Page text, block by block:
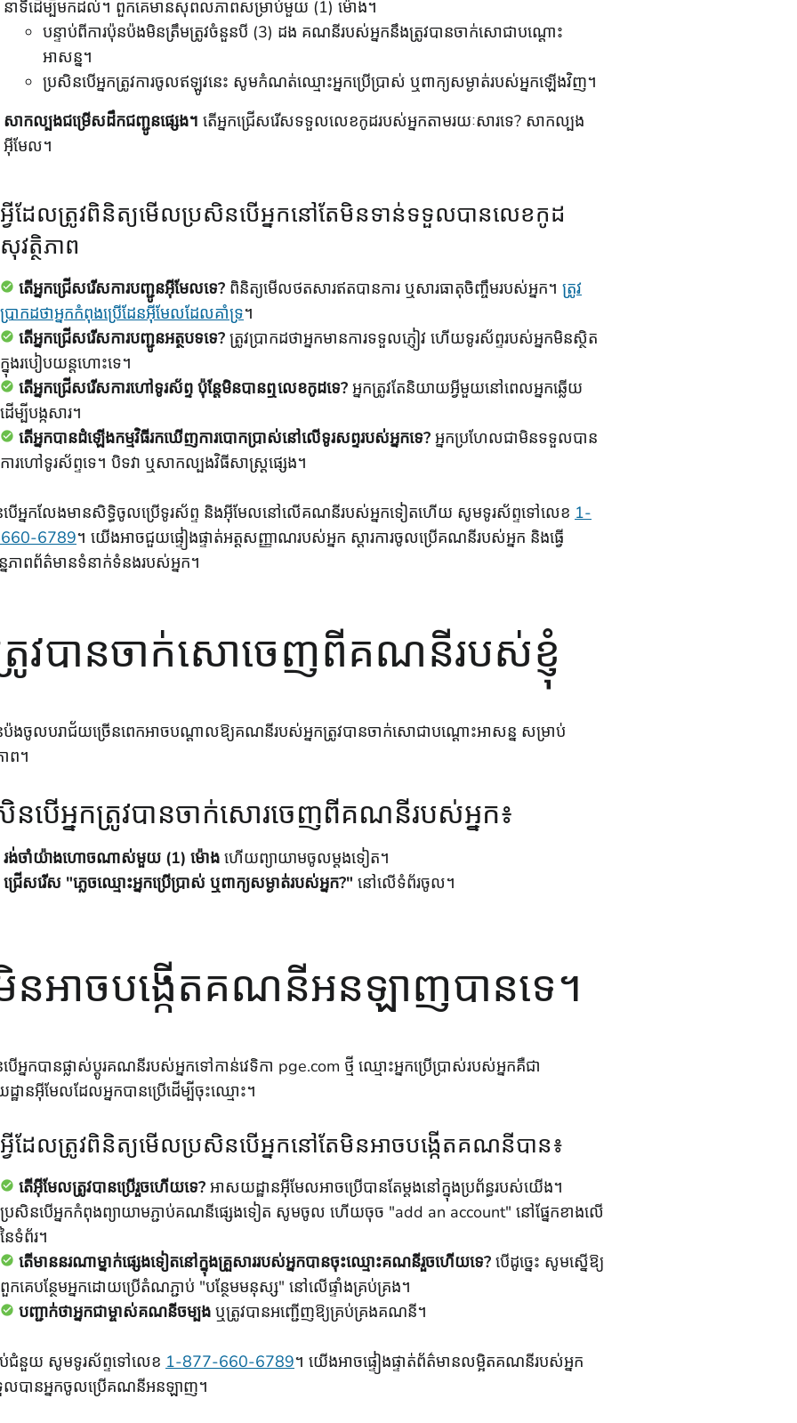
នាទីដើម្បីមកដល់។ ពួកគេមានសុពលភាពសម្រាប់មួយ (1) ម៉ោង។
បន្ទាប់ពីការប៉ុនប៉ងមិនត្រឹមត្រូវចំនួនបី (3) ដង គណនីរបស់អ្នកនឹងត្រូវបានចាក់សោជាបណ្តោះ
អាសន្ន។
ប្រសិនបើអ្នកត្រូវការចូលឥឡូវនេះ សូមកំណត់ឈ្មោះអ្នកប្រើប្រាស់ ឬពាក្យសម្ងាត់របស់អ្នកឡើងវិញ។
សាកល្បងជម្រើសដឹកជញ្ជូនផ្សេង។ តើអ្នកជ្រើសរើសទទួលលេខកូដរបស់អ្នកតាមរយៈសារទេ? សាកល្បង
អ៊ីមែល។
អ្វីដែលត្រូវពិនិត្យមើលប្រសិនបើអ្នកនៅតែមិនទាន់ទទួលបានលេខកូដ
សុវត្ថិភាព
តើអ្នកជ្រើសរើសការបញ្ជូនអ៊ីមែលទេ? ពិនិត្យមើលថតសារឥតបានការ ឬសារធាតុចិញ្ចឹមរបស់អ្នក។ ត្រូវ
ប្រាកដថាអ្នកកំពុងប្រើដែនអ៊ីមែលដែលគាំទ្រ។
តើអ្នកជ្រើសរើសការបញ្ជូនអត្ថបទទេ? ត្រូវប្រាកដថាអ្នកមានការទទួលភ្ញៀវ ហើយទូរស័ព្ទរបស់អ្នកមិនស្ថិត
ក្នុងរបៀបយន្តហោះទេ។
តើអ្នកជ្រើសរើសការហៅទូរស័ព្ទ ប៉ុន្តែមិនបានឮលេខកូដទេ? អ្នកត្រូវតែនិយាយអ្វីមួយនៅពេលអ្នកឆ្លើយ
ដើម្បីបង្កសារ។
តើអ្នកបានដំឡើងកម្មវិធីរកឃើញការបោកប្រាស់នៅលើទូរសព្ទរបស់អ្នកទេ? អ្នកប្រហែលជាមិនទទួលបាន
ការហៅទូរស័ព្ទទេ។ បិទវា ឬសាកល្បងវិធីសាស្រ្តផ្សេង។
ើអ្នកលែងមានសិទ្ធិចូលប្រើទូរស័ព្ទ និងអ៊ីមែលនៅលើគណនីរបស់អ្នកទៀតហើយ សូមទូរស័ព្ទទៅលេខ 1-
6789។ យើងអាចជួយផ្ទៀងផ្ទាត់អត្តសញ្ញាណរបស់អ្នក ស្តារការចូលប្រើគណនីរបស់អ្នក និងធ្វើ
ន្នភាពព័ត៌មានទំនាក់ទំនងរបស់អ្នក។
ត្រូវបានចាក់សោចេញពីគណនីរបស់ខ្ញុំ
ប៉ងចូលបរាជ័យច្រើនពេកអាចបណ្តាលឱ្យគណនីរបស់អ្នកត្រូវបានចាក់សោជាបណ្តោះអាសន្ន សម្រាប់
ាព។
នបើអ្នកត្រូវបានចាក់សោរចេញពីគណនីរបស់អ្នក៖
រង់ចាំយ៉ាងហោចណាស់មួយ (1) ម៉ោង ហើយព្យាយាមចូលម្តងទៀត។
ជ្រើសរើស "ភ្លេចឈ្មោះអ្នកប្រើប្រាស់ ឬពាក្យសម្ងាត់របស់អ្នក?" នៅលើទំព័រចូល។
មិនអាចបង្កើតគណនីអនឡាញបានទេ។
ើអ្នកបានផ្លាស់ប្តូរគណនីរបស់អ្នកទៅកាន់វេទិកា pge.com ថ្មី ឈ្មោះអ្នកប្រើប្រាស់របស់អ្នកគឺជា
ឋានអ៊ីមែលដែលអ្នកបានប្រើដើម្បីចុះឈ្មោះ។
អ្វីដែលត្រូវពិនិត្យមើលប្រសិនបើអ្នកនៅតែមិនអាចបង្កើតគណនីបាន៖
តើអ៊ីមែលត្រូវបានប្រើរួចហើយទេ? អាសយដ្ឋានអ៊ីមែលអាចប្រើបានតែម្តងនៅក្នុងប្រព័ន្ធរបស់យើង។
ប្រសិនបើអ្នកកំពុងព្យាយាមភ្ជាប់គណនីផ្សេងទៀត សូមចូល ហើយចុច "add an account" នៅផ្នែកខាងលើ
នៃទំព័រ។
តើមាននរណាម្នាក់ផ្សេងទៀតនៅក្នុងគ្រួសាររបស់អ្នកបានចុះឈ្មោះគណនីរួចហើយទេ? បើដូច្នេះ សូមស្នើឱ្យ
ពួកគេបន្ថែមអ្នកដោយប្រើតំណភ្ជាប់ "បន្ថែមមនុស្ស" នៅលើផ្ទាំងគ្រប់គ្រង។
បញ្ជាក់ថាអ្នកជាម្ចាស់គណនីចម្បង ឬត្រូវបានអញ្ជើញឱ្យគ្រប់គ្រងគណនី។
ជំនួយ សូមទូរស័ព្ទទៅលេខ 1-877-660-6789។ យើងអាចផ្ទៀងផ្ទាត់ព័ត៌មានលម្អិតគណនីរបស់អ្នក
បានអ្នកចូលប្រើគណនីអនឡាញ។